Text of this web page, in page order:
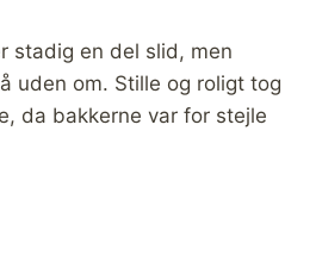
stadig en del slid, men
uden om. Stille og roligt tog
da bakkerne var for stejle